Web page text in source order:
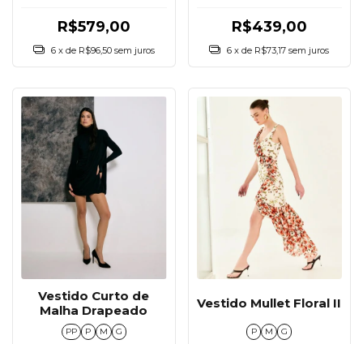
R$579,00
6 x de R$96,50 sem juros
R$439,00
6 x de R$73,17 sem juros
Vestido Curto de
Malha Drapeado
PP P M G
Vestido Mullet Floral II
P M G